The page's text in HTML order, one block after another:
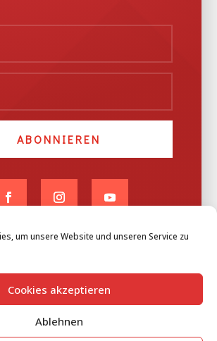
um unsere Website und unseren Service zu
Cookies akzeptieren
Ablehnen
ABONNIEREN
by Joshua Fehn | Copyright©
6appeal
&Datenschutz